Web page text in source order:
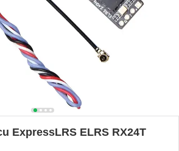
ExpressLRS ELRS RX24T